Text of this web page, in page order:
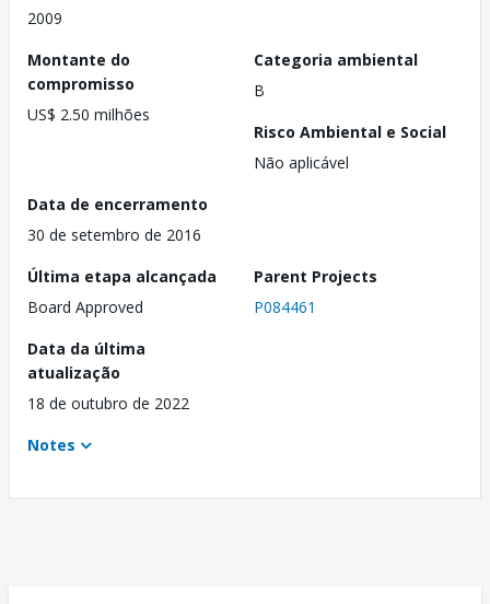
2009
Montante do
compromisso
US$ 2.50 milhões
Categoria ambiental
B
Risco Ambiental e Social
Não aplicável
Data de encerramento
30 de setembro de 2016
Última etapa alcançada
Board Approved
Parent Projects
P084461
Data da última
atualização
18 de outubro de 2022
Notes